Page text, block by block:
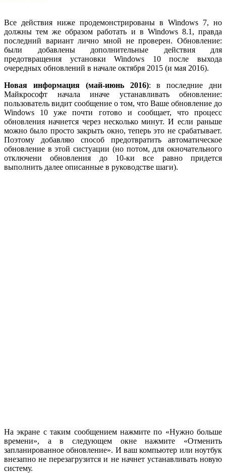
Все действия ниже продемонстрированы в Windows 7, но
должны тем же образом работать и в Windows 8.1, правда
последний вариант лично мной не проверен. Обновление:
были добавлены дополнительные действия для
предотвращения установки Windows 10 после выхода
очередных обновлений в начале октября 2015 (и мая 2016).
Новая информация (май-июнь 2016): в последние дни
Майкрософт начала иначе устанавливать обновление:
пользователь видит сообщение о том, что Ваше обновление до
Windows 10 уже почти готово и сообщает, что процесс
обновления начнется через несколько минут. И если раньше
можно было просто закрыть окно, теперь это не срабатывает.
Поэтому добавляю способ предотвратить автоматическое
обновление в этой систуации (но потом, для окночательного
отключени обновления до 10-ки все равно придется
выполнить далее описанные в руководстве шаги).
На экране с таким сообщением нажмите по «Нужно больше
времени», а в следующем окне нажмите «Отменить
запланированное обновление». И ваш компьютер или ноутбук
внезапно не перезагрузится и не начнет устанавливать новую
систему.